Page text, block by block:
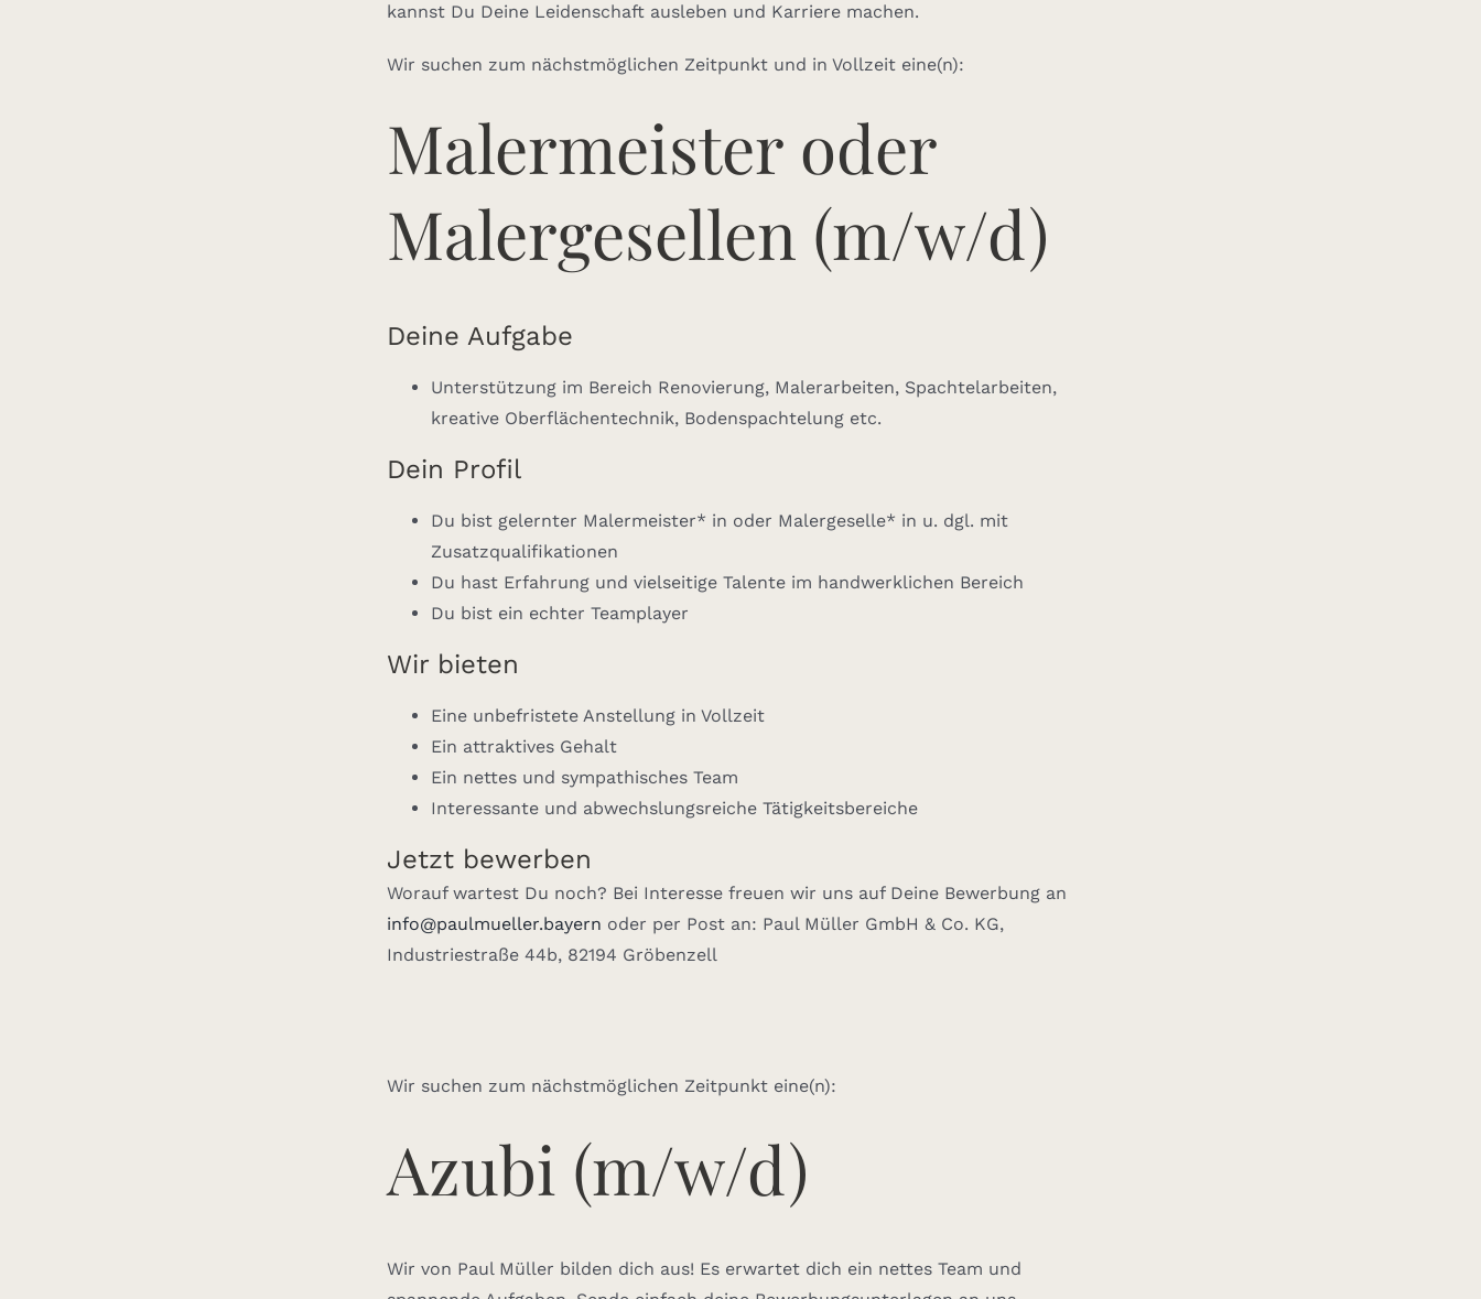
kannst Du Deine Leidenschaft ausleben und Karriere machen.
Wir suchen zum nächstmöglichen Zeitpunkt und in Vollzeit eine(n):
Malermeister oder
Malergesellen (m/w/d)
Deine Aufgabe
Unterstützung im Bereich Renovierung, Malerarbeiten, Spachtelarbeiten,
kreative Oberflächentechnik, Bodenspachtelung etc.
Dein Profil
Du bist gelernter Malermeister* in oder Malergeselle* in u. dgl. mit
Zusatzqualifikationen
Du hast Erfahrung und vielseitige Talente im handwerklichen Bereich
Du bist ein echter Teamplayer
Wir bieten
Eine unbefristete Anstellung in Vollzeit
Ein attraktives Gehalt
Ein nettes und sympathisches Team
Interessante und abwechslungsreiche Tätigkeitsbereiche
Jetzt bewerben
Worauf wartest Du noch? Bei Interesse freuen wir uns auf Deine Bewerbung an
info@paulmueller.bayern oder per Post an: Paul Müller GmbH & Co. KG,
Industriestraße 44b, 82194 Gröbenzell
Wir suchen zum nächstmöglichen Zeitpunkt eine(n):
Azubi (m/w/d)
Wir von Paul Müller bilden dich aus! Es erwartet dich ein nettes Team und